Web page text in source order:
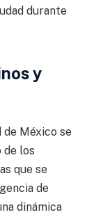
durante
y
México se
los
que se
de
dinámica